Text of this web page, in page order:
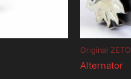
Original
Alternator